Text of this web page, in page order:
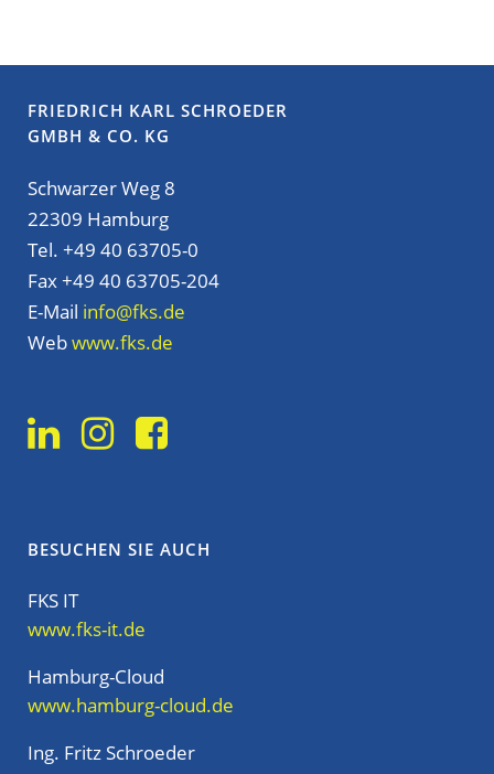
FRIEDRICH KARL SCHROEDER
GMBH & CO. KG
Schwarzer Weg 8
22309 Hamburg
Tel. +49 40 63705-0
Fax +49 40 63705-204
E-Mail info@fks.de
Webwww.fks.de
BESUCHEN SIE AUCH
FKS IT
www.fks-it.de
Hamburg-Cloud
www.hamburg-cloud.de
Ing. Fritz Schroeder